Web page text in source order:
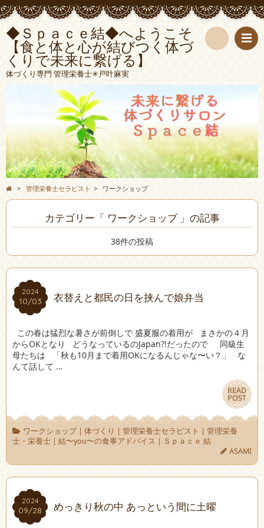
◆Ｓｐａｃｅ結◆へようこそ
【食と体と心が結びつく体づ
くりで未来に繋げる】
体づくり専門 管理栄養士✳︎戸叶麻実
索
> 管理栄養士セラピスト > ワークショップ
カテゴリー「 ワークショップ 」の記事
38件の投稿
2024
10/03
2024
10/03 衣替えと都民の日を挟んで娘弁当
この春は猛烈な暑さが前倒しで 盛夏服の着用が まさかの４月
からOKとなり どうなっているのJapan?!だったので 同級生
母たちは 「秋も10月まで着用OKになるんじゃな〜い？」 な
んて話して …
READ
POST
READ
POST
ワークショップ| 体づくり | 管理栄養士セラピスト | 管理栄養
士・栄養士 | 結〜you〜の食事アドバイス | Ｓｐａｃｅ 結
ASAMI
2024
09/28
2024
09/28 めっきり秋の中 あっという間に土曜